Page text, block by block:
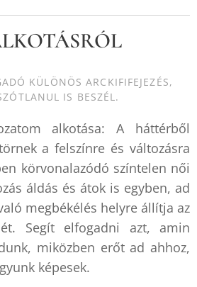
KÜLÖNÖS ARCKIFIFEJEZÉS,
IS BESZÉL.
alkotása: A háttérből
a felszínre és változásra
körvonalazódó színtelen női
áldás és átok is egyben, ad
megbékélés helyre állítja az
Segít elfogadni azt, amin
miközben erőt ad ahhoz,
képesek.